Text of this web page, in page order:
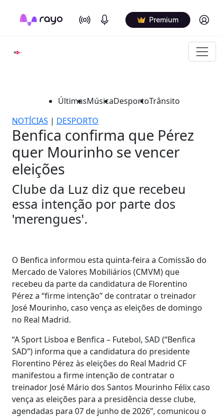
On Air Podcasts Premium Log in
ÚltimasMúsicaDesportoTrânsito
NOTÍCIAS | DESPORTO
Benfica confirma que Pérez
quer Mourinho se vencer
eleições
Clube da Luz diz que recebeu
essa intenção por parte dos
'merengues'.
O Benfica informou esta quinta-feira a Comissão do
Mercado de Valores Mobiliários (CMVM) que
recebeu da parte da candidatura de Florentino
Pérez a “firme intenção” de contratar o treinador
José Mourinho, caso vença as eleições de domingo
no Real Madrid.
“A Sport Lisboa e Benfica – Futebol, SAD (“Benfica
SAD”) informa que a candidatura do presidente
Florentino Pérez às eleições do Real Madrid CF
manifestou a firme intenção de contratar o
treinador José Mário dos Santos Mourinho Félix caso
vença as eleições para a presidência desse clube,
agendadas para 07 de junho de 2026”, comunicou o